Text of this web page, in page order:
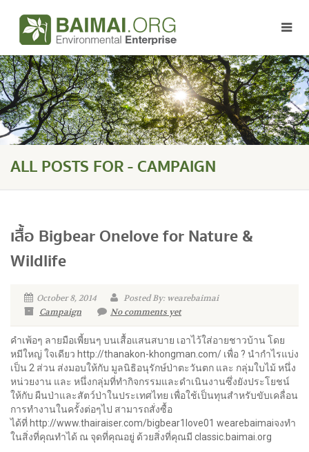
ALL POSTS FOR - CAMPAIGN
เสื้อ Bigbear Onelove for Nature &
Wildlife
October 8, 2014
Posted By: wearebaimai
Campaign
No comments yet
คำเพ้อๆ ลายมือเพี้ยนๆ บนเสื้อแสนสบาย เอาไว้ใส่อายชาวบ้าน โดย
หมีใหญ่ ใจเดียว http://thanakon-khongman.com/ เพื่อ ? นำกำไรแบ่ง
เป็น 2 ส่วน ส่งมอบให้กับ มูลนิธิอนุรักษ์ป่าตะวันตก และ กลุ่มใบไม้ หนึ่ง
หน่วยงาน และ หนึ่งกลุ่มที่ทำกิจกรรมและดำเนินงานซึ่งยังประโยชน์
ให้กับ ผืนป่าและสัตว์ป่าในประเทศไทย เพื่อใช้เป็นทุนสำหรับขับเคลื่อน
การทำงานในครั้งต่อๆไป สามารถสั่งซื้อ
ได้ที่ http://www.thairaiser.com/bigbear1love01 wearebaimaiจงทำ
ในสิ่งที่คุณทำได้ ณ จุดที่คุณอยู่ ด้วยสิ่งที่คุณมี classic.baimai.org